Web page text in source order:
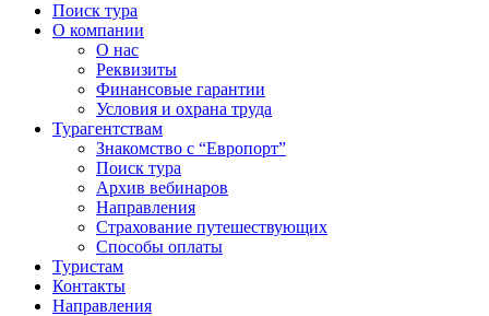
Поиск тура
О компании
О нас
Реквизиты
Финансовые гарантии
Условия и охрана труда
Турагентствам
Знакомство с “Европорт”
Поиск тура
Архив вебинаров
Направления
Страхование путешествующих
Способы оплаты
Туристам
Контакты
Направления